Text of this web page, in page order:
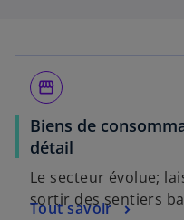
storefront
Biens de
détail
Le secteur évolue;
sortir des sentiers
Tout savoir